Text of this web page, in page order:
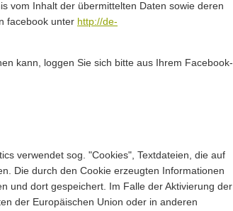
vom Inhalt der übermittelten Daten sowie deren
facebook unter http://de-
kann, loggen Sie sich bitte aus Ihrem Facebook-
verwendet sog. "Cookies", Textdateien, die auf
Die durch den Cookie erzeugten Informationen
und dort gespeichert. Im Falle der Aktivierung der
der Europäischen Union oder in anderen